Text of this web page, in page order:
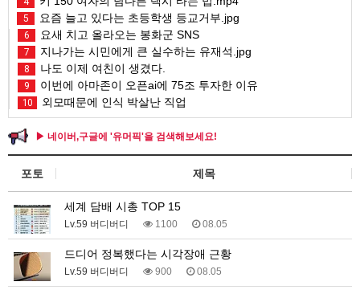
5 요즘 늘고 있다는 초등학생 등교거부.jpg
6 요새 치고 올라오는 봉화군 SNS
7 지나가는 시민에게 큰 실수하는 유재석.jpg
8 나도 이제 여친이 생겼다.
9 이번에 아마존이 오픈ai에 75조 투자한 이유
10 외모때문에 인식 박살난 직업
▶ 네이버,구글에 '유머픽'을 검색해보세요!
포토 제목
세계 담배 시총 TOP 15
Lv.59 버디버디 1100 08.05
드디어 정복했다는 시각장애 근황
Lv.59 버디버디 900 08.05